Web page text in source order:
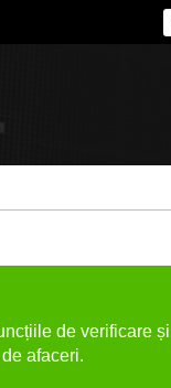
de verificare
afaceri.